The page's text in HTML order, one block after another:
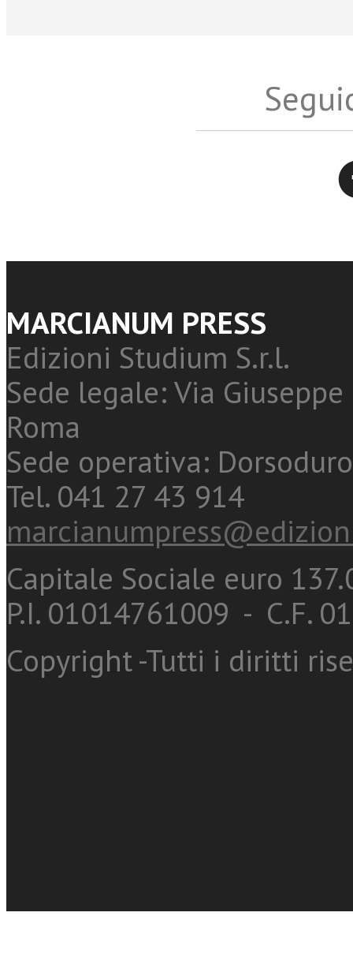
MARCIANUM PRESS
Edizioni Studium S.r.l.
Sede legale: Via
Roma
Sede operativa:
Tel. 041 27 43 914
Capitale Sociale euro
P.I. 01014761009 - C.F.
Copyright -Tutti i diritti